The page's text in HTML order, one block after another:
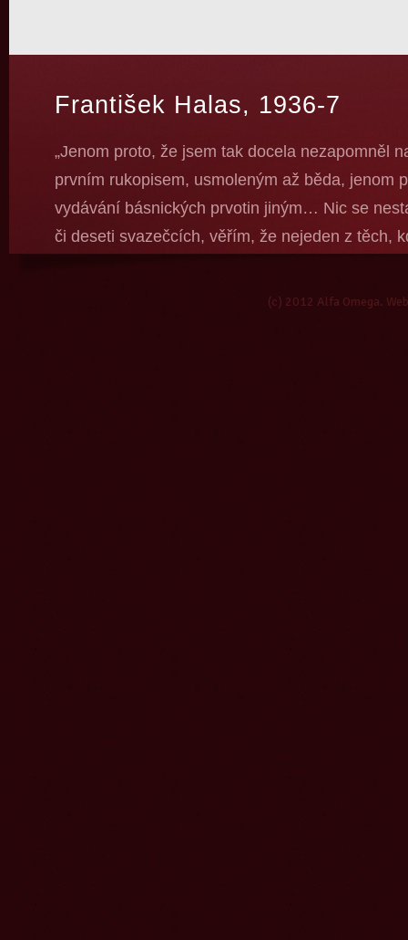
František Halas, 1936-7
„Jenom proto, že jsem tak docela nezapomněl
prvním rukopisem, usmoleným až běda, jenom
vydávání básnických prvotin jiným… Nic se
či deseti svazečcích, věřím, že nejeden z těch,
tom? Ale nevěřím tomu příliš, znám ten jed!“
(c) 2012 Alfa Omega.